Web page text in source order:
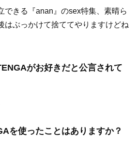
できる『anan』のsex特集、素晴ら
はぶっかけて捨ててやりますけどね
がお好きだと公言されて
を使ったことはありますか？